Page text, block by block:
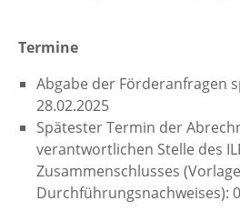
Termine
Abgabe der Förderanfragen
28.02.2025
Spätester Termin der
verantwortlichen Stelle des
Zusammenschlusses
Durchführungsnachweises):